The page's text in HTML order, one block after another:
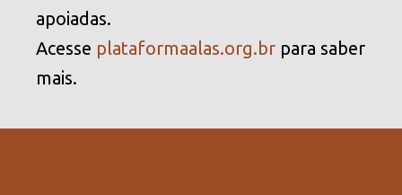
apoiadas.
Acesse plataformaalas.org.br para saber
mais.